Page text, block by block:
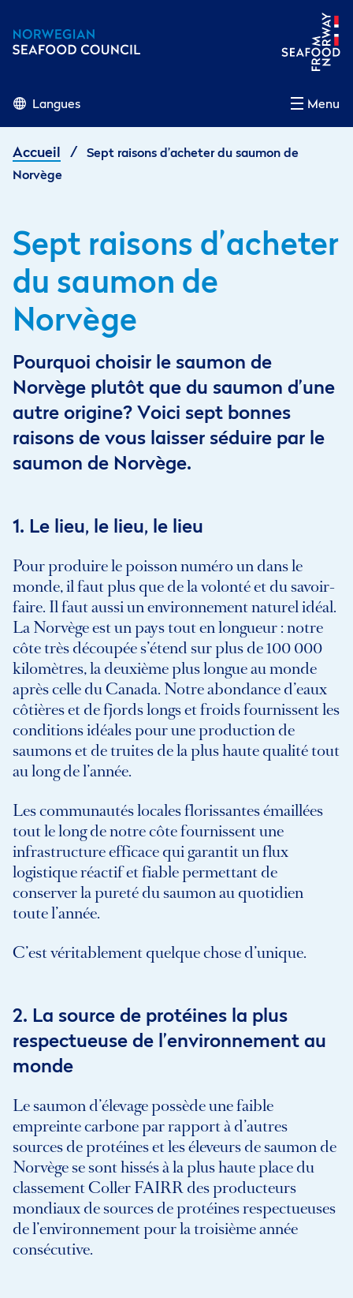
Menu
Langues
Accueil / Sept raisons d’acheter du saumon de
Norvège
Sept raisons d’acheter
du saumon de
Norvège
Pourquoi choisir le saumon de
Norvège plutôt que du saumon d’une
autre origine? Voici sept bonnes
raisons de vous laisser séduire par le
saumon de Norvège.
1. Le lieu, le lieu, le lieu
Pour produire le poisson numéro un dans le
monde, il faut plus que de la volonté et du savoir-
faire. Il faut aussi un environnement naturel idéal.
La Norvège est un pays tout en longueur : notre
côte très découpée s’étend sur plus de 100 000
kilomètres, la deuxième plus longue au monde
après celle du Canada. Notre abondance d’eaux
côtières et de fjords longs et froids fournissent les
conditions idéales pour une production de
saumons et de truites de la plus haute qualité tout
au long de l’année.
Les communautés locales florissantes émaillées
tout le long de notre côte fournissent une
infrastructure efficace qui garantit un flux
logistique réactif et fiable permettant de
conserver la pureté du saumon au quotidien
toute l’année.
C’est véritablement quelque chose d’unique.
2. La source de protéines la plus
respectueuse de l’environnement au
monde
Le saumon d’élevage possède une faible
empreinte carbone par rapport à d’autres
sources de protéines et les éleveurs de saumon de
Norvège se sont hissés à la plus haute place du
classement Coller FAIRR des producteurs
mondiaux de sources de protéines respectueuses
de l’environnement pour la troisième année
consécutive.